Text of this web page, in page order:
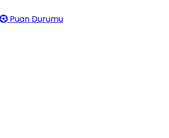
Puan Durumu